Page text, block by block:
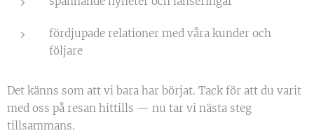
fördjupade relationer med våra kunder och
följare
Det känns som att vi bara har börjat. Tack för att du varit
med oss på resan hittills — nu tar vi nästa steg
tillsammans.